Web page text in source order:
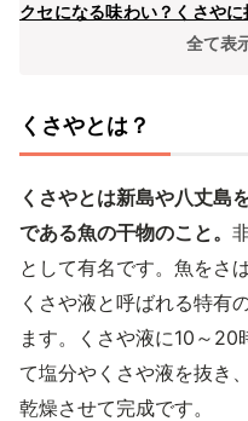
クセになる味わい？くさやに
全て表
くさやとは？
くさやとは新島や八丈島
である魚の干物のこと。
として有名です。魚をさ
くさや液と呼ばれる特有
ます。くさや液に10～20
て塩分やくさや液を抜き
乾燥させて完成です。